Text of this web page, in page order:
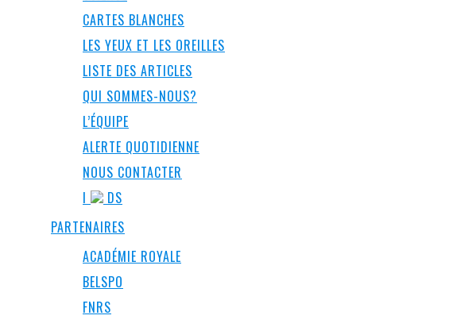
CARTES BLANCHES
LES YEUX ET LES OREILLES
LISTE DES ARTICLES
QUI SOMMES-NOUS?
L’ÉQUIPE
ALERTE QUOTIDIENNE
NOUS CONTACTER
I
DS
PARTENAIRES
ACADÉMIE ROYALE
BELSPO
FNRS